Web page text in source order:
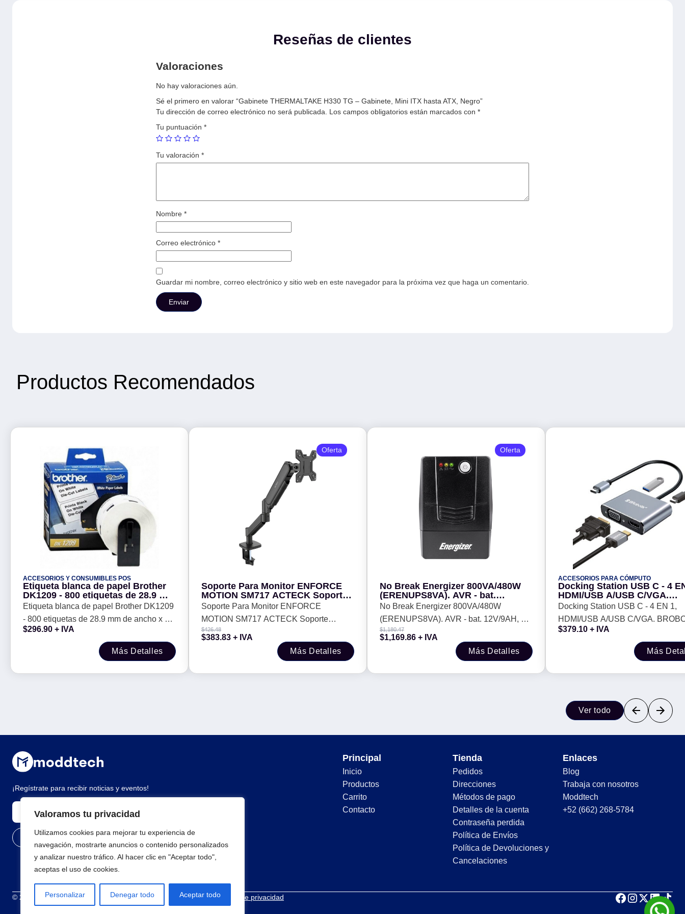
Valoramos tu privacidad
Utilizamos cookies para mejorar tu experiencia de
navegación, mostrarte anuncios o contenido personalizados
y analizar nuestro tráfico. Al hacer clic en "Aceptar todo",
aceptas el uso de cookies.
Personalizar Denegar todo Aceptar todo
Reseñas de clientes
Valoraciones
No hay valoraciones aún.
Sé el primero en valorar “Gabinete THERMALTAKE H330 TG – Gabinete, Mini ITX hasta ATX, Negro”
Tu dirección de correo electrónico no será publicada.
Los campos obligatorios están marcados con *
Tu puntuación *
Tu valoración *
Nombre *
Correo electrónico *
Guardar mi nombre, correo electrónico y sitio web en este navegador para la próxima vez que haga un comentario.
Productos Recomendados
ACCESORIOS Y CONSUMIBLES POS
Etiqueta blanca de papel Brother
DK1209 - 800 etiquetas de 28.9 mm
de ancho x 62 mm de largo.
Impresión en negro. QL800 /
QL810W / QL1110NWB.
Etiqueta blanca de papel Brother DK1209
- 800 etiquetas de 28.9 mm de ancho x 62
mm de largo. Impresión en negro. QL800 /
QL810W / QL1110NWB.
$296.90 + IVA
Más Detalles
Soporte Para Monitor ENFORCE
MOTION SM717 ACTECK Soporte
Articulado para Monitor con C-
Clamp - Compatible 13 a 32
pulgadas.
Soporte Para Monitor ENFORCE
MOTION SM717 ACTECK Soporte
Articulado para Monitor con C-Clamp -
Compatible 13 a 32 pulgadas.
$426.48
$383.83 + IVA
Más Detalles
Oferta
No Break Energizer 800VA/480W
(ERENUPS8VA). AVR - bat.
12V/9AH, 6 contactos (4 respaldo),
LED/Alarma. Cert. RoHS/NOM/CE.
2 años gtía.
No Break Energizer 800VA/480W
(ERENUPS8VA). AVR - bat. 12V/9AH, 6
contactos (4 respaldo), LED/Alarma. Cert.
RoHS/NOM/CE. 2 años gtía.
$1,180.47
$1,169.86 + IVA
Más Detalles
Oferta
ACCESORIOS PARA CÓMPUTO
Docking Station USB C - 4
HDMI/USB A/USB C/VGA.
BROBOTIX 6000687
Docking Station USB C - 4 EN 1,
HDMI/USB A/USB C/VGA.
6000687
$379.10 + IVA
Más
Ver todo
¡Regístrate para recibir noticias y eventos!
Principal
Inicio
Productos
Carrito
Contacto
Tienda
Pedidos
Direcciones
Métodos de pago
Detalles de la cuenta
Contraseña perdida
Política de Envíos
Política de Devoluciones y
Cancelaciones
Enlaces
Blog
Trabaja con nosotros
Moddtech
+52 (662) 268-5784
© 2026 Todos los derechos reservados Términos y condicionesPolítica de privacidad